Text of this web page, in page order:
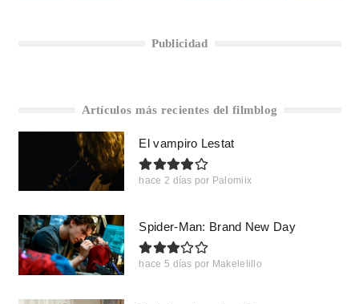
Publicidad
Artículos más recientes del filmblog
El vampiro Lestat
hace 2 días por Palomiix
Spider-Man: Brand New Day
hace 5 días por Makelelillo